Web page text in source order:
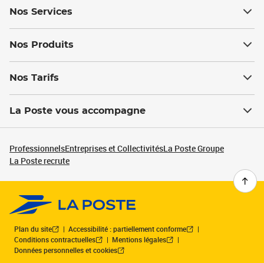
Nos Services
Nos Produits
Nos Tarifs
La Poste vous accompagne
ProfessionnelsEntreprises et CollectivitésLa Poste Groupe
La Poste recrute
Plan du site
Accessibilité : partiellement conforme
Conditions contractuelles
Mentions légales
Données personnelles et cookies